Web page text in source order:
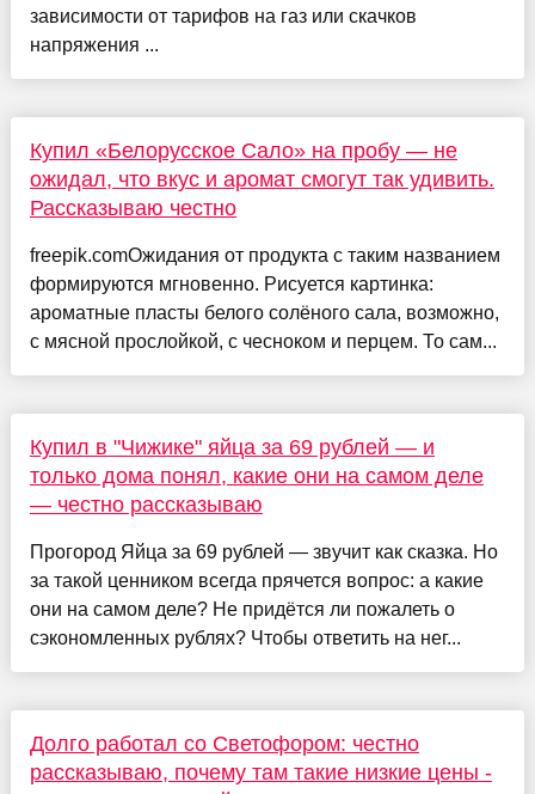
зависимости от тарифов на газ или скачков
напряжения ...
Купил «Белорусское Сало» на пробу — не
ожидал, что вкус и аромат смогут так удивить.
Рассказываю честно
freepik.comОжидания от продукта с таким названием
формируются мгновенно. Рисуется картинка:
ароматные пласты белого солёного сала, возможно,
с мясной прослойкой, с чесноком и перцем. То сам...
Купил в "Чижике" яйца за 69 рублей — и
только дома понял, какие они на самом деле
— честно рассказываю
Прогород Яйца за 69 рублей — звучит как сказка. Но
за такой ценником всегда прячется вопрос: а какие
они на самом деле? Не придётся ли пожалеть о
сэкономленных рублях? Чтобы ответить на нег...
Долго работал со Светофором: честно
рассказываю, почему там такие низкие цены -